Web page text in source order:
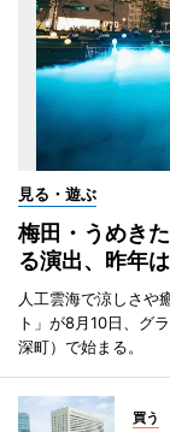
見る・遊ぶ
梅田・うめき
る演出、昨年
人工雲海で涼しさや
ト」が8月10日、グ
深町）で始まる。
買う